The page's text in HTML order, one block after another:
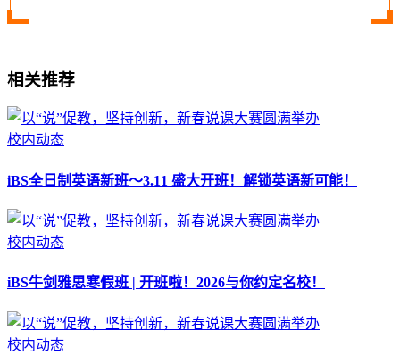
相关推荐
校内动态
iBS全日制英语新班～3.11 盛大开班！解锁英语新可能！
校内动态
iBS牛剑雅思寒假班 | 开班啦！2026与你约定名校！
校内动态